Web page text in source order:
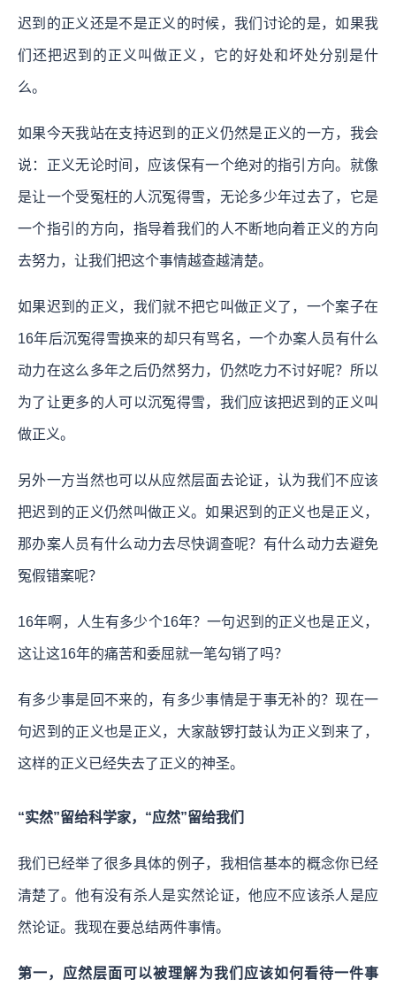
迟到的正义还是不是正义的时候，我们讨论的是，如果我
们还把迟到的正义叫做正义，它的好处和坏处分别是什
么。
如果今天我站在支持迟到的正义仍然是正义的一方，我会
说： 正义无论时间，应该保有一个绝对的指引方向。就像
是让一个受冤枉的人沉冤得雪，无论多少年过去了，它是
一个指引的方向，指导着我们的人不断地向着正义的方向
去努力，让我们把这个事情越查越清楚。
如果迟到的正义，我们就不把它叫做正义了，一个案子在
16年后沉冤得雪换来的却只有骂名，一个办案人员有什么
动力在这么多年之后仍然努力，仍然吃力不讨好呢？所以
为了让更多的人可以沉冤得雪，我们应该把迟到的正义叫
做正义。
另外一方当然也可以从应然层面去论证，认为我们不应该
把迟到的正义仍然叫做正义。如果迟到的正义也是正义，
那办案人员有什么动力去尽快调查呢？有什么动力去避免
冤假错案呢？
16年啊，人生有多少个16年？一句迟到的正义也是正义，
这让这16年的痛苦和委屈就一笔勾销了吗？
有多少事是回不来的，有多少事情是于事无补的？现在一
句迟到的正义也是正义，大家敲锣打鼓认为正义到来了，
这样的正义已经失去了正义的神圣。
“实然”留给科学家，“应然”留给我们
我们已经举了很多具体的例子，我相信基本的概念你已经
清楚了。他有没有杀人是实然论证，他应不应该杀人是应
然论证。我现在要总结两件事情。
第一，应然层面可以被理解为我们应该如何看待一件事